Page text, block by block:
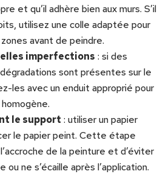
et qu’il adhère bien aux murs. S’il
utilisez une colle adaptée pour
avant de peindre.
imperfections : si des
sont présentes sur le
les avec un enduit approprié pour
le support : utiliser un papier
le papier peint. Cette étape
de la peinture et d’éviter
ne s’écaille après l’application.